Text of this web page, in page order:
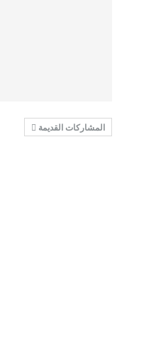
المشاركات القديمة